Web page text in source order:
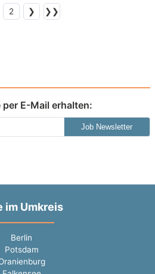
2 ❯ ❯❯
E-Mail erhalten:
Job Newsletter
im Umkreis
Berlin
Potsdam